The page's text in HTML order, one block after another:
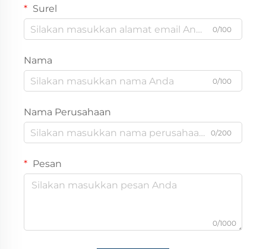
Surel
0/100
Nama
0/100
Nama Perusahaan
0/200
Pesan
0/1000